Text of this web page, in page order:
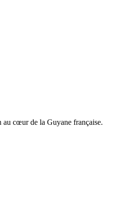
cœur de la Guyane française.